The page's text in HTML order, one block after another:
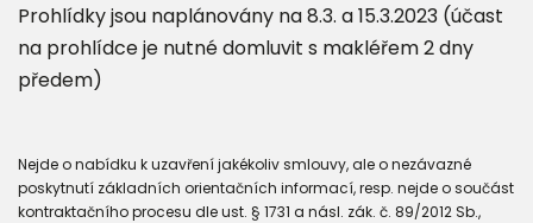
Prohlídky jsou naplánovány na 8.3. a 15.3.2023 (účast
na prohlídce je nutné domluvit s makléřem 2 dny
předem)
Nejde o nabídku k uzavření jakékoliv smlouvy, ale o nezávazné
poskytnutí základních orientačních informací, resp. nejde o součást
kontraktačního procesu dle ust. § 1731 a násl. zák. č. 89/2012 Sb.,